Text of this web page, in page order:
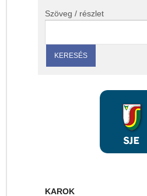
Szöveg / részlet
KAROK